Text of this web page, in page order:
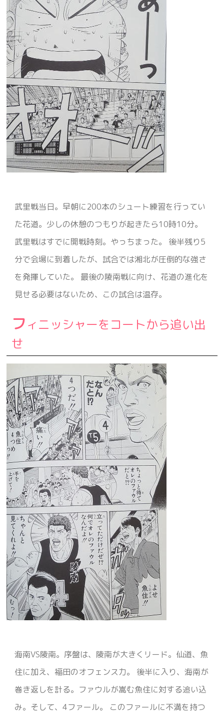
武里戦当日。早朝に200本のシュート練習を行ってい
た花道。少しの休憩のつもりが起きたら10時10分。
武里戦はすでに開戦時刻。やっちまった。 後半残り5
分で会場に到着したが、試合では湘北が圧倒的な強さ
を発揮していた。 最後の陵南戦に向け、花道の進化を
見せる必要はないため、この試合は温存。
フィニッシャーをコートから追い出
せ
海南VS陵南。序盤は、陵南が大きくリード。仙道、魚
住に加え、福田のオフェンス力。 後半に入り、海南が
巻き返しを計る。ファウルが嵩む魚住に対する追い込
み。そして、4ファール。 このファールに不満を持つ